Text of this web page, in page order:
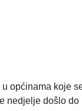
općinama koje
nedjelje došlo do